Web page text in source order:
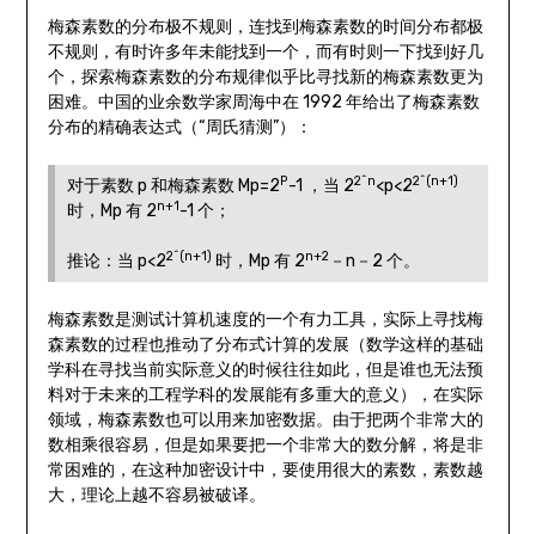
梅森素数的分布极不规则，连找到梅森素数的时间分布都极
不规则，有时许多年未能找到一个，而有时则一下找到好几
个，探索梅森素数的分布规律似乎比寻找新的梅森素数更为
困难。中国的业余数学家周海中在 1992 年给出了梅森素数
分布的精确表达式（“周氏猜测”）：
对于素数 p 和梅森素数 Mp=2P-1 ，当 22^n<p<22^(n+1)
时，Mp 有 2n+1-1 个；
推论：当 p<22^(n+1) 时，Mp 有 2n+2－n－2 个。
梅森素数是测试计算机速度的一个有力工具，实际上寻找梅
森素数的过程也推动了分布式计算的发展（数学这样的基础
学科在寻找当前实际意义的时候往往如此，但是谁也无法预
料对于未来的工程学科的发展能有多重大的意义），在实际
领域，梅森素数也可以用来加密数据。由于把两个非常大的
数相乘很容易，但是如果要把一个非常大的数分解，将是非
常困难的，在这种加密设计中，要使用很大的素数，素数越
大，理论上越不容易被破译。